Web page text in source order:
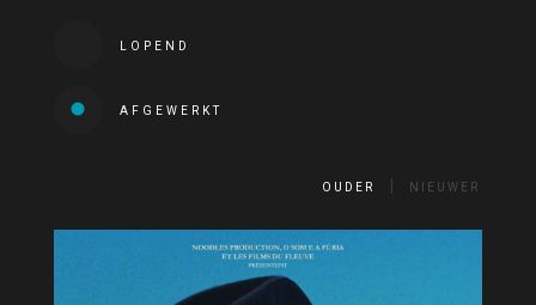
LOPEND
AFGEWERKT
OUDER NIEUWER